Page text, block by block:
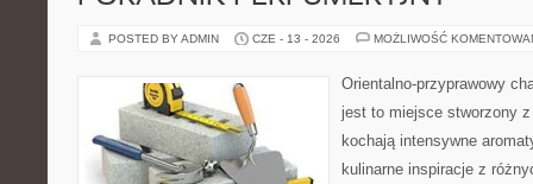
POSTED BY ADMIN CZE - 13 - 2026 MOŻLIWOŚĆ
Orientalno-przyprawowy
jest to miejsce stworzony
kochają intensywne
kulinarne inspiracje z